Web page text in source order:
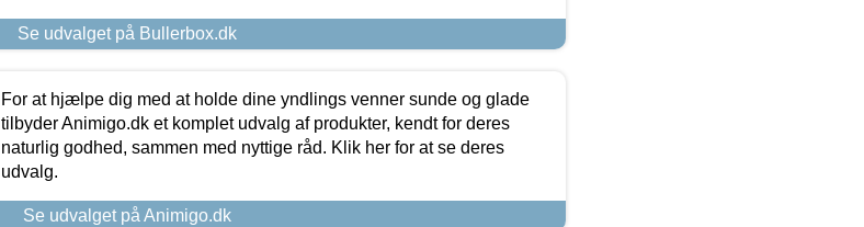
Se udvalget på Bullerbox.dk
For at hjælpe dig med at holde dine yndlings venner sunde og glade
tilbyder Animigo.dk et komplet udvalg af produkter, kendt for deres
naturlig godhed, sammen med nyttige råd. Klik her for at se deres
udvalg.
Se udvalget på Animigo.dk